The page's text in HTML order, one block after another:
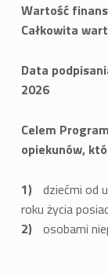
Wartość
Całkowita
Data
2026
Celem
opiekunów,
dziećmi od
roku życia
osobami